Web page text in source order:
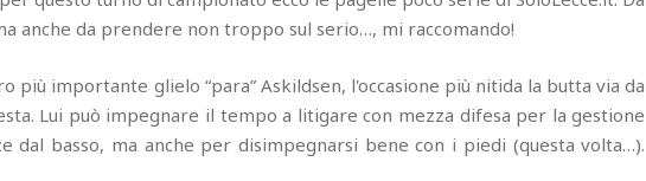
anche da prendere non troppo sul serio…, mi raccomando!
più importante glielo “para” Askildsen, l'occasione più nitida la butta via da
Lui può impegnare il tempo a litigare con mezza difesa per la gestione
dal basso, ma anche per disimpegnarsi bene con i piedi (questa volta…).